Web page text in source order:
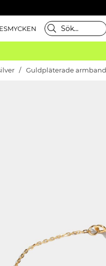
SMYCKEN
Guldpläterade armband